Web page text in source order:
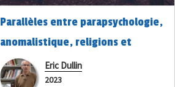
Parallèles entre parapsychologie,
anomalistique, religions et
l’hypothèse de la simulation
Eric Dullin
2023